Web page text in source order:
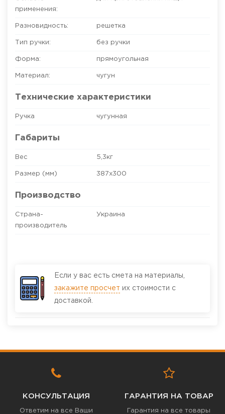
применения:
Разновидность: решетка
Тип ручки: без ручки
Форма: прямоугольная
Материал: чугун
Технические характеристики
Ручка чугунная
Габариты
Вес 5,3кг
Размер (мм) 387х300
Производство
Страна-
производитель
Украина
Если у вас есть смета на материалы,
закажите просчет их стоимости с
доставкой.
КОНСУЛЬТАЦИЯ
Ответим на все Ваши
ГАРАНТИЯ НА ТОВАР
Гарантия на все товары